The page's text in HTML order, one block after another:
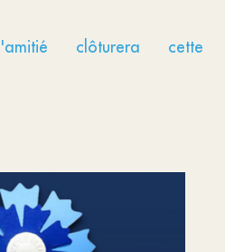
clôturera cette